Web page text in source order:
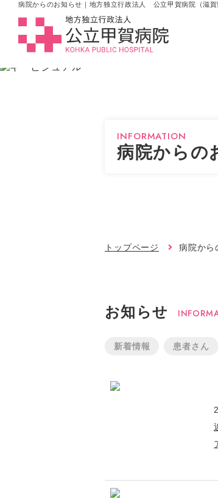
病院からのお知らせ｜地方独立行政法人 公立甲賀病院（滋賀
INFORMATION
病院からの
トップページ 病院から
お知らせ
新着情報 患者さん